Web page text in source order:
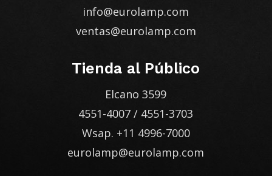
info@eurolamp.com
ventas@eurolamp.com
Tienda al Público
Elcano 3599
4551-4007 / 4551-3703
Wsap. +11 4996-7000
eurolamp@eurolamp.com